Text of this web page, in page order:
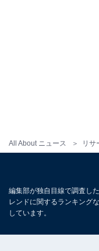
All About ニュース リサ
編集部が独自目線で調査し
レンドに関するランキング
しています。